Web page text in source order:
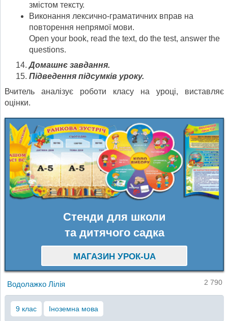
змістом тексту.
Виконання лексично-граматичних вправ на
повторення непрямої мови.
Open your book, read the text, do the test, answer the
questions.
Домашнє завдання.
Підведення підсумків уроку.
Вчитель аналізує роботи класу на уроці, виставляє
оцінки.
Стенди для школи
та дитячого садка
МАГАЗИН УРОК-UA
Водолажко Лілія 2 790
9 клас Іноземна мова